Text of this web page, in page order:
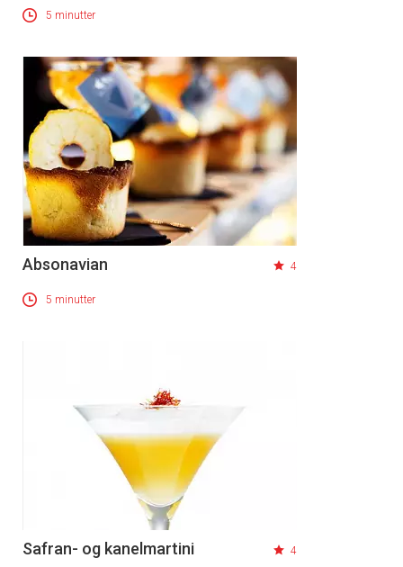
5 minutter
Absonavian 4
5 minutter
Safran- og kanelmartini 4